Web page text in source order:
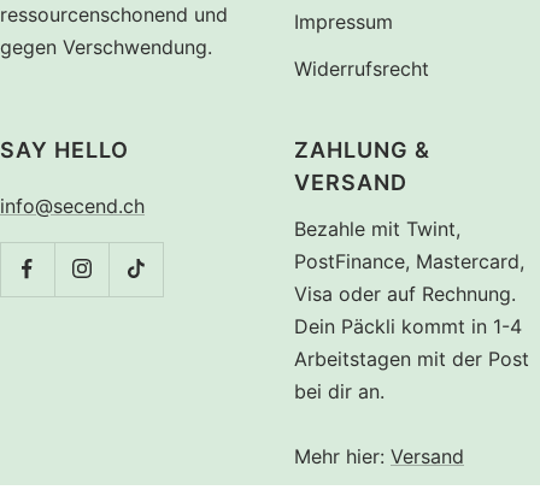
ressourcenschonend und
gegen Verschwendung.
Impressum
Widerrufsrecht
SAY HELLO
info@secend.ch
ZAHLUNG &
VERSAND
Bezahle mit Twint,
PostFinance, Mastercard,
Visa oder auf Rechnung.
Dein Päckli kommt in 1-4
Arbeitstagen mit der Post
bei dir an.
Mehr hier: Versand